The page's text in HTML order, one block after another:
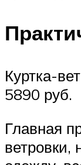
Куртка-
5890 руб.
Главная